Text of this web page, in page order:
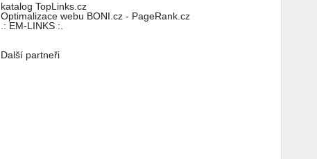
katalog TopLinks.cz
Optimalizace webu BONI.cz - PageRank.cz
.: EM-LINKS :.
Další partneři